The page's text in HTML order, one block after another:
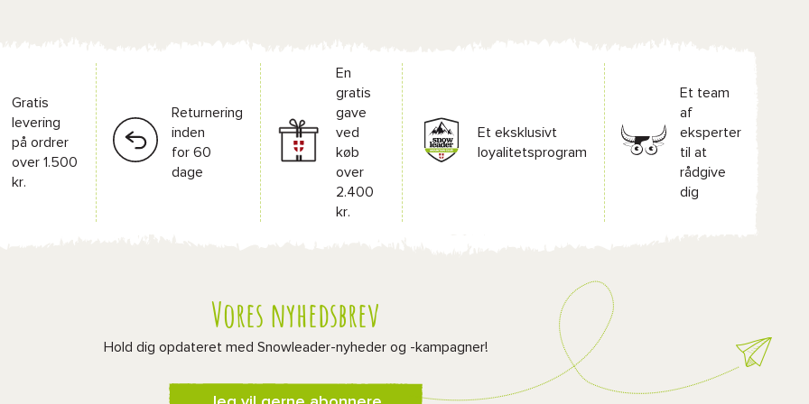
Gratis
levering
på ordrer
over 1.500
kr.
Returnering
inden
for 60
dage
En
gratis
gave
ved
køb
over
2.400
kr.
Et eksklusivt
loyalitetsprogram
Et team
af
eksperter
til at
rådgive
dig
Vores nyhedsbrev
Hold dig opdateret med Snowleader-nyheder og -kampagner!